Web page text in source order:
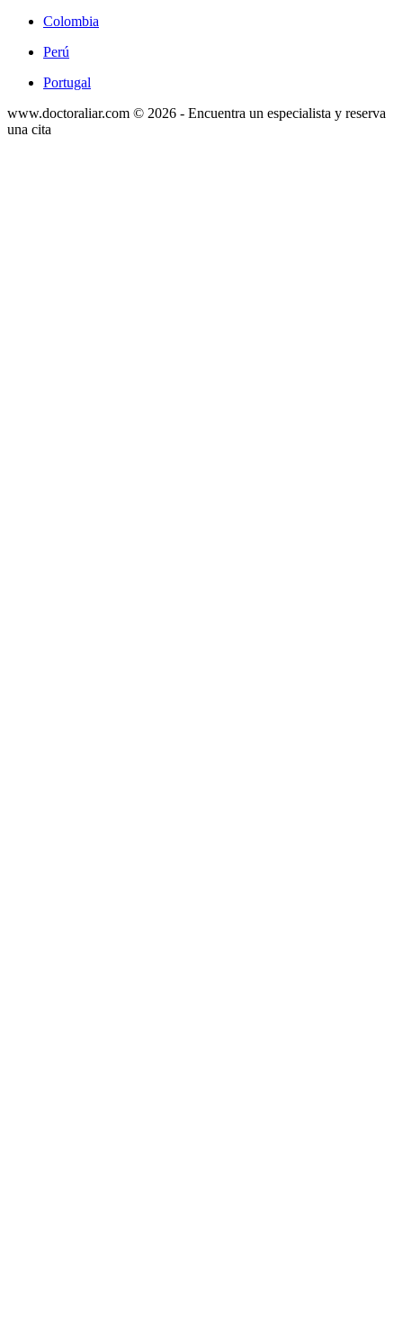
Colombia
Perú
Portugal
www.doctoraliar.com © 2026 - Encuentra un especialista y reserva
una cita